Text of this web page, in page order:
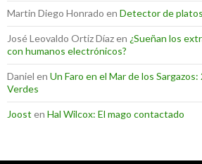
Martin Diego Honrado en Detector de
José Leovaldo Ortiz Díazen ¿Sueñan los
con humanos electrónicos?
Daniel en Un Faro en el Mar de los
Verdes
Joost en Hal Wilcox: El mago contactado